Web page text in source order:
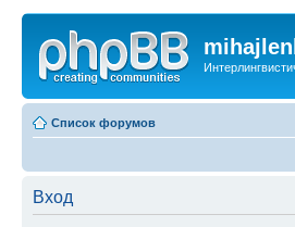
Список форумов
Вход